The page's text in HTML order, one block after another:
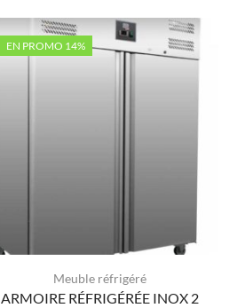
EN PROMO 14%
Meuble réfrigéré
ARMOIRE RÉFRIGÉRÉE INOX 2